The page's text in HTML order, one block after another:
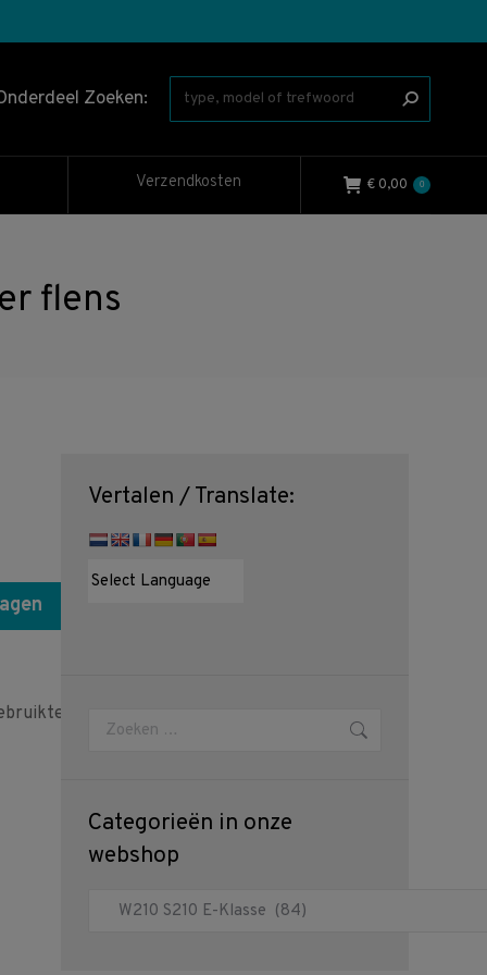
Zoeken:
Verzendkosten € 0,00 0
flens
Vertalen / Translate:
Zoeken:
Categorieën in onze
webshop